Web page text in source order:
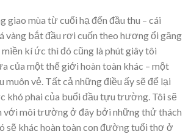
giao mùa từ cuối hạ đến đầu thu – cái
vàng bắt đầu rơi cuốn theo hương ổi găng
kí ức thì đó cũng là phút giây tôi
của một thế giới hoàn toàn khác – một
muôn vẻ. Tất cả những điều ấy sẽ để lại
khó phai của buổi đầu tựu trường. Tôi sẽ
với môi trường ở đây bởi những thử thách
sẽ khác hoàn toàn con đường tuổi thơ ở